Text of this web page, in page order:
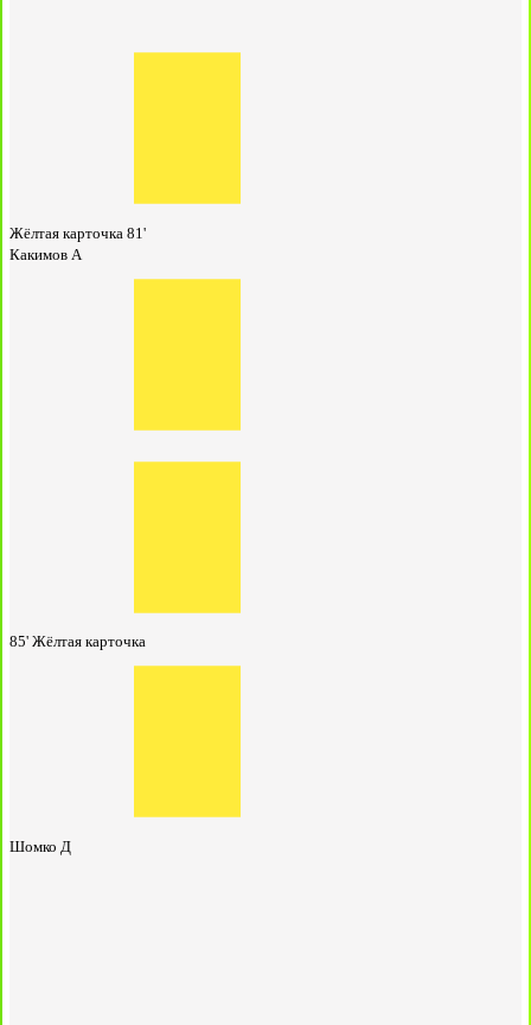
Жёлтая карточка 81'
Какимов А
85' Жёлтая карточка
Шомко Д